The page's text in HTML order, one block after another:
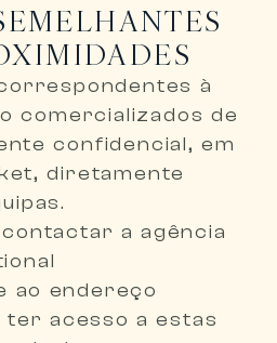
à
comercializados de
confidencial, em
diretamente
.
contactar a agência
ao endereço
ter acesso a estas